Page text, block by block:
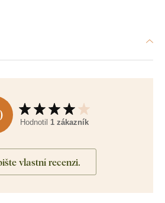
Hodnotil 1 zákazník
vlastní recenzi.